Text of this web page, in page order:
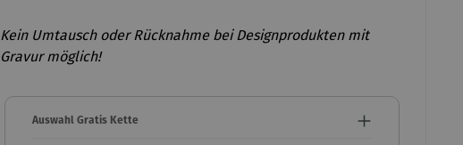
Kein Umtausch oder Rücknahme bei Designprodukten mit
Gravur möglich!
Auswahl Gratis Kette